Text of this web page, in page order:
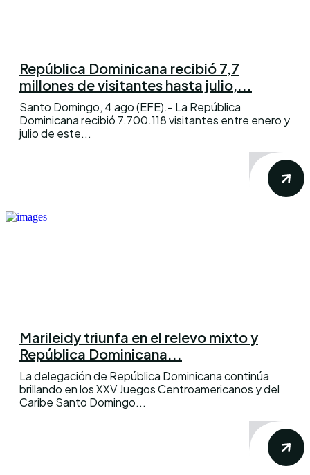
República Dominicana recibió 7,7
millones de visitantes hasta julio,...
Santo Domingo, 4 ago (EFE).- La República
Dominicana recibió 7.700.118 visitantes entre enero y
julio de este...
Marileidy triunfa en el relevo mixto y
República Dominicana...
La delegación de República Dominicana continúa
brillando en los XXV Juegos Centroamericanos y del
Caribe Santo Domingo...